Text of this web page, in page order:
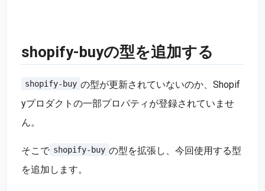
shopify-buyの型を追加する
shopify-buy の型が更新されていないのか、Shopif
yプロダクトの一部プロパティが登録されていませ
ん。
そこで shopify-buy の型を拡張し、今回使用する型
を追加します。